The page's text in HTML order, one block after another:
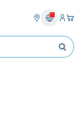
登入
您